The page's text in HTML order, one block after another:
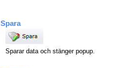
Spara
Sparar data och stänger popup.